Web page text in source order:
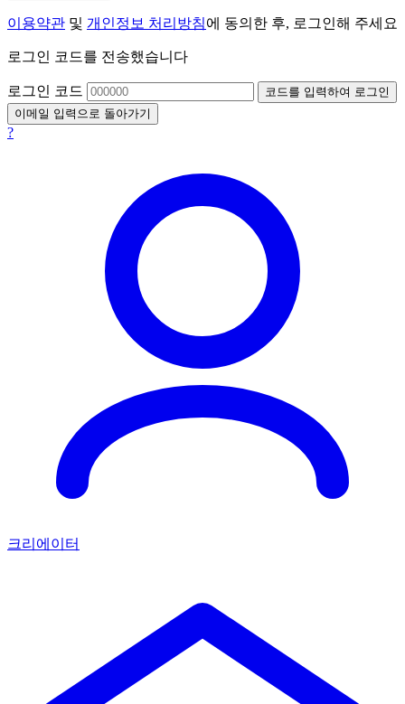
이용약관 및 개인정보 처리방침에 동의한 후, 로그인해 주세요
로그인 코드를 전송했습니다
로그인 코드
코드를 입력하여 로그인
이메일 입력으로 돌아가기
?
크리에이터